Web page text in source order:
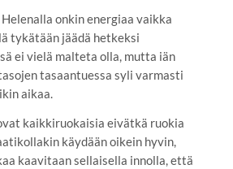
onkin energiaa vaikka
tykätään jäädä hetkeksi
ei vielä malteta olla, mutta iän
tasaantuessa syli varmasti
aikaa.
kaikkiruokaisia eivätkä ruokia
käydään oikein hyvin,
kaavitaan sellaisella innolla, että